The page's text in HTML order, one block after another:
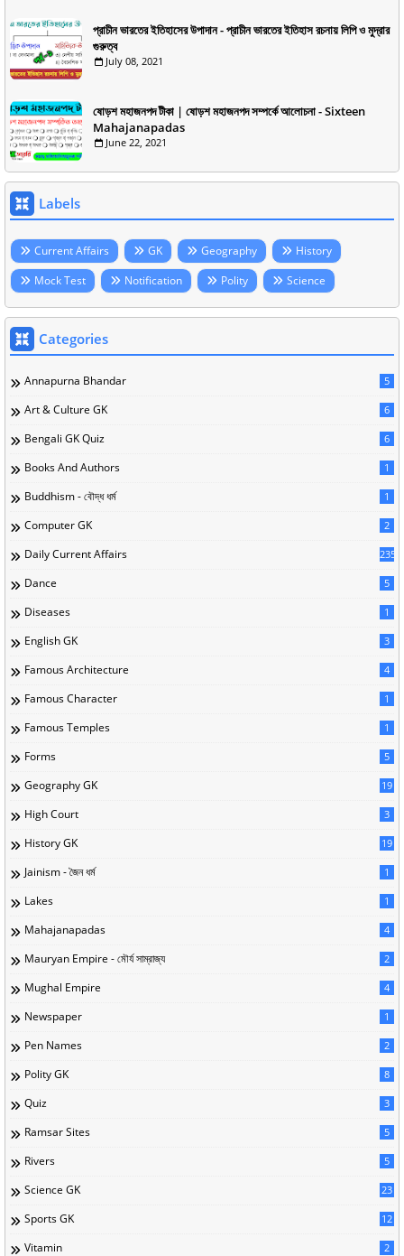
প্রাচীন ভারতের ইতিহাসের উপাদান - প্রাচীন ভারতের ইতিহাস রচনায় লিপি ও মুদ্রার
গুরুত্ব
July 08, 2021
ষোড়শ মহাজনপদ টীকা | ষোড়শ মহাজনপদ সম্পর্কে আলোচনা - Sixteen
Mahajanapadas
June 22, 2021
Labels
Current Affairs GK Geography
History
Mock Test
Notification Polity Science
Categories
Annapurna Bhandar 5
Art & Culture GK 6
Bengali GK Quiz 6
Books And Authors 1
Buddhism - বৌদ্ধ ধর্ম 1
Computer GK 2
Daily Current Affairs 235
Dance 5
Diseases 1
English GK 3
Famous Architecture 4
Famous Character 1
Famous Temples 1
Forms 5
Geography GK 19
High Court 3
History GK 19
Jainism - জৈন ধর্ম 1
Lakes 1
Mahajanapadas 4
Mauryan Empire - মৌর্য সাম্রাজ্য 2
Mughal Empire 4
Newspaper 1
Pen Names 2
Polity GK 8
Quiz 3
Ramsar Sites 5
Rivers 5
Science GK 23
Sports GK 12
Vitamin 2